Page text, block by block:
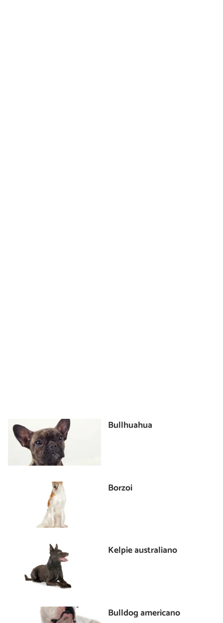
Bullhuahua
Borzoi
Kelpie australiano
Bulldog americano